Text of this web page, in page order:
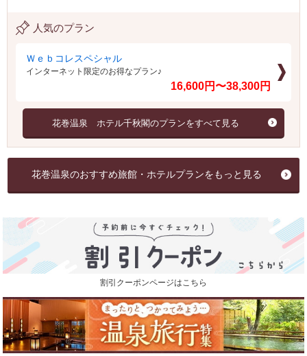
人気のプラン
Ｗｅｂコレスペシャル
インターネット限定のお得なプラン♪
16,600円〜38,300円
花巻温泉 ホテル千秋閣のプランをすべて見る
花巻温泉のおすすめ旅館・ホテルプランをもっと見る
割引クーポンページはこちら